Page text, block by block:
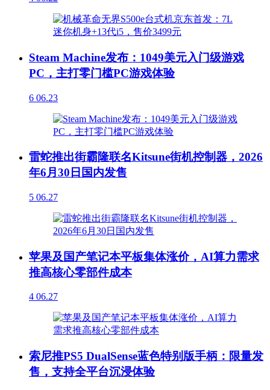
Steam Machine发布：1049美元入门级游戏
PC，主打零门槛PC游戏体验
6 06.23
雷蛇推出街霸隆联名Kitsune街机控制器，2026
年6月30日国内发售
5 06.27
苹果及国产笔记本平板集体涨价，AI算力需求
推高核心零部件成本
4 06.27
索尼推PS5 DualSense蓝色特别版手柄：限量发
售，支持全平台沉浸体验